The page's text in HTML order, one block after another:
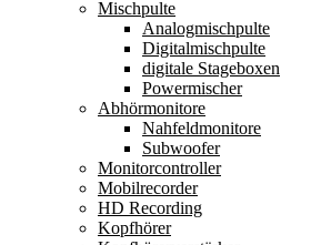
Mischpulte
Analogmischpulte
Digitalmischpulte
digitale Stageboxen
Powermischer
Abhörmonitore
Nahfeldmonitore
Subwoofer
Monitorcontroller
Mobilrecorder
HD Recording
Kopfhörer